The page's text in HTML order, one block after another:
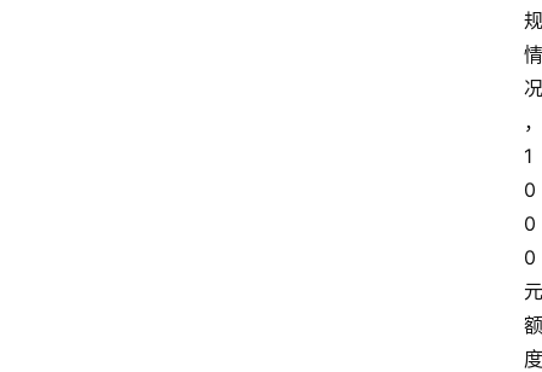
规
情
况
，
1
0
0
0
元
额
度